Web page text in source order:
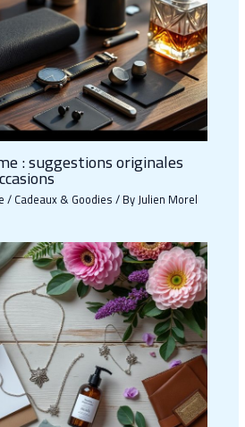
: suggestions originales
/Cadeaux & Goodies/ ByJulien Morel